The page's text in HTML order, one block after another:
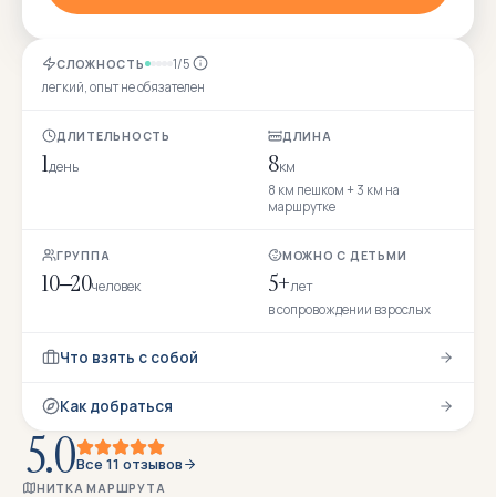
СЛОЖНОСТЬ 1/5
легкий, опыт не обязателен
ДЛИТЕЛЬНОСТЬ
1день
ДЛИНА
8км
8 км пешком + 3 км на
маршрутке
ГРУППА
10–20человек
МОЖНО С ДЕТЬМИ
5+лет
в сопровождении взрослых
Что взять с собой
Как добраться
5.0Все 11 отзывов
НИТКА МАРШРУТА